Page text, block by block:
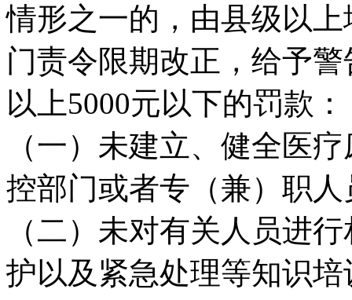
情形之一的，由县级以
门责令限期改正，给予
以上5000元以下的罚款：
（一）未建立、健全医
控部门或者专（兼）职人
（二）未对有关人员进
护以及紧急处理等知识培